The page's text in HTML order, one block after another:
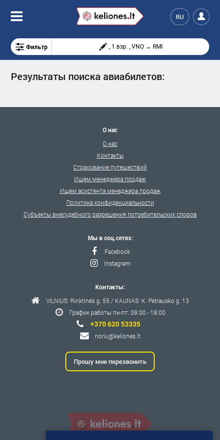
RU
Фильтр , 1 взр. , VNO → RMI
Результаты поиска авиабилетов:
О нас
О нас
Контакты
Страхование путешествий
Ищем менеджера продаж
Ищем асистента менеджера продаж
Политика конфиденциальности
Субъекты внесудебного разрешения потребительских споров
Мы в соц.сетях:
Facebook
Instagram
Контакты:
VILNIUS: Rinktinės g. 55 / KAUNAS: K. Petrausko g. 13
График работы пн-пт: 09:00 - 18:00
+370 620 53335
noriu@keliones.lt
Прошу мне перезвонить